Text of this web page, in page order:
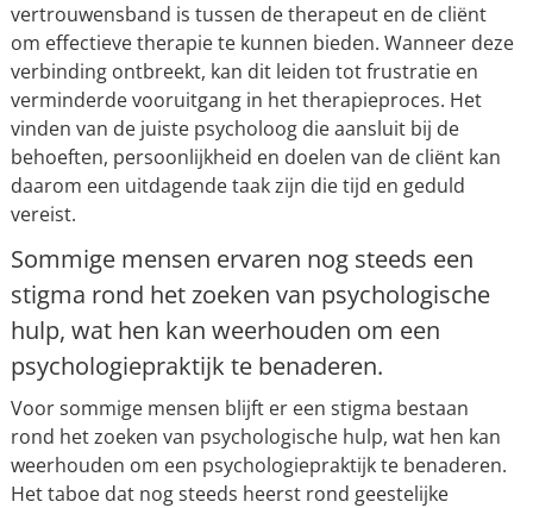
vertrouwensband is tussen de therapeut en de cliënt
om effectieve therapie te kunnen bieden. Wanneer deze
verbinding ontbreekt, kan dit leiden tot frustratie en
verminderde vooruitgang in het therapieproces. Het
vinden van de juiste psycholoog die aansluit bij de
behoeften, persoonlijkheid en doelen van de cliënt kan
daarom een uitdagende taak zijn die tijd en geduld
vereist.
Sommige mensen ervaren nog steeds een
stigma rond het zoeken van psychologische
hulp, wat hen kan weerhouden om een
psychologiepraktijk te benaderen.
Voor sommige mensen blijft er een stigma bestaan
rond het zoeken van psychologische hulp, wat hen kan
weerhouden om een psychologiepraktijk te benaderen.
Het taboe dat nog steeds heerst rond geestelijke